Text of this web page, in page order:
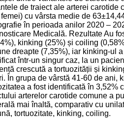
de traiect ale arterei carotide
cu vârsta medie de
în perioada anilor 2020 –
Medicală. Rezultate Au
kinking (25%) și coiling
dreapte (7,35%), iar kinking-ul
într-un singur caz, la un
crescută a tortuozității și
În grupa de vârstă 41-60 de ani,
a fost identificată în 3,52%
arterelor carotide comune a
mai înaltă, comparativ cu
tortuozitate, kinking, coiling.